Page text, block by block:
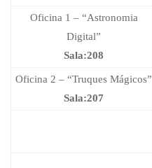
Oficina 1 – “Astronomia
Digital”
Sala:208
Oficina 2 – “Truques Mágicos”
Sala:207